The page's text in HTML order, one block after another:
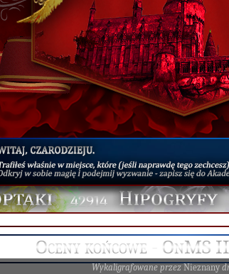
42914
Oceny końcowe - OnMS
Wykaligrafowane przez Nieznany